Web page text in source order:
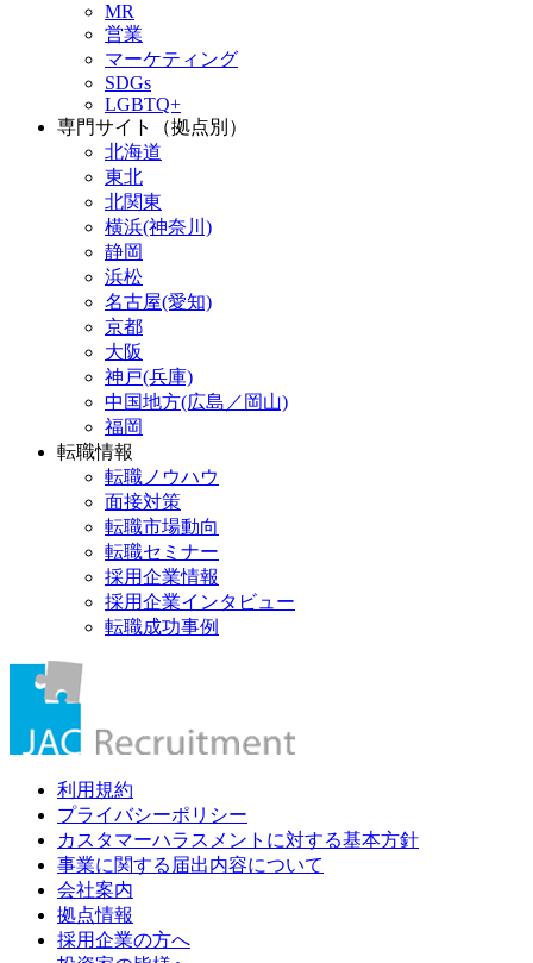
MR
営業
マーケティング
SDGs
LGBTQ+
専門サイト（拠点別）
北海道
東北
北関東
横浜(神奈川)
静岡
浜松
名古屋(愛知)
京都
大阪
神戸(兵庫)
中国地方(広島／岡山)
福岡
転職情報
転職ノウハウ
面接対策
転職市場動向
転職セミナー
採用企業情報
採用企業インタビュー
転職成功事例
利用規約
プライバシーポリシー
カスタマーハラスメントに対する基本方針
事業に関する届出内容について
会社案内
拠点情報
採用企業の方へ